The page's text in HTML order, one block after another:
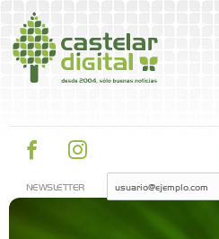
NEWSLETTER